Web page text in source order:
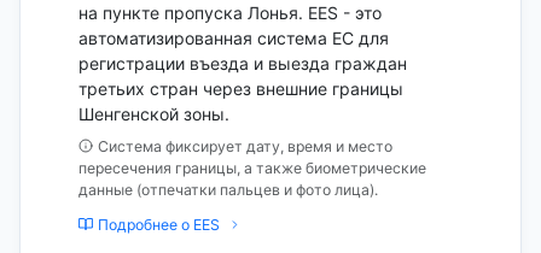
на пункте пропуска Лонья. EES - это
автоматизированная система ЕС для
регистрации въезда и выезда граждан
третьих стран через внешние границы
Шенгенской зоны.
Система фиксирует дату, время и место
пересечения границы, а также биометрические
данные (отпечатки пальцев и фото лица).
Подробнее о EES